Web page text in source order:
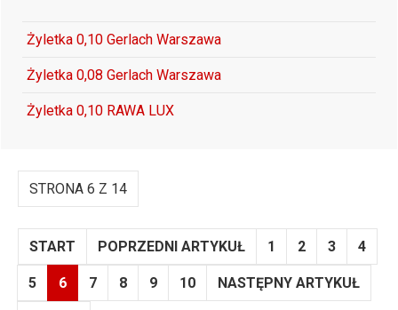
Żyletka 0,10 Gerlach Warszawa
Żyletka 0,08 Gerlach Warszawa
Żyletka 0,10 RAWA LUX
STRONA 6 Z 14
START POPRZEDNI ARTYKUŁ 1 2 3 4
5 6 7 8 9 10 NASTĘPNY ARTYKUŁ